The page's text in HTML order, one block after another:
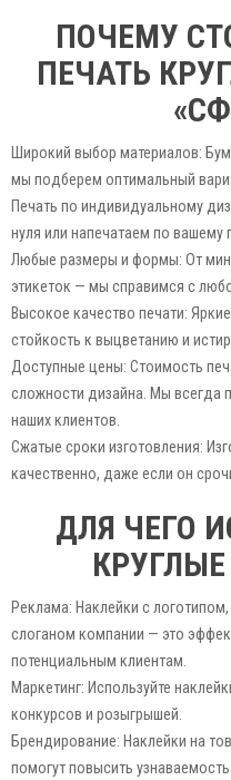
ПОЧЕМУ
ПЕЧАТЬ
Широкий выбор материалов:
мы подберем оптимальный
Печать по индивидуальному
нуля или напечатаем по вашему
Любые размеры и формы: От
этикеток — мы справимся с
Высокое качество печати:
стойкость к выцветанию и
Доступные цены: Стоимость
сложности дизайна. Мы всегда
наших клиентов.
Сжатые сроки изготовления:
качественно, даже если он
ДЛЯ ЧЕГО
Реклама: Наклейки с
слоганом компании — это
потенциальным клиентам.
Маркетинг: Используйте
конкурсов и розыгрышей.
Брендирование: Наклейки на
помогут повысить